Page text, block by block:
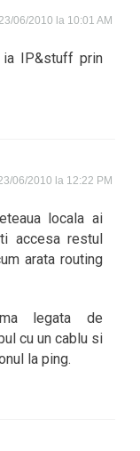
06/2010 la 10:01 AM
IP&stuff prin
06/2010 la 12:22 PM
locala ai
accesa restul
arata routing
legata de
cu un cablu si
la ping.